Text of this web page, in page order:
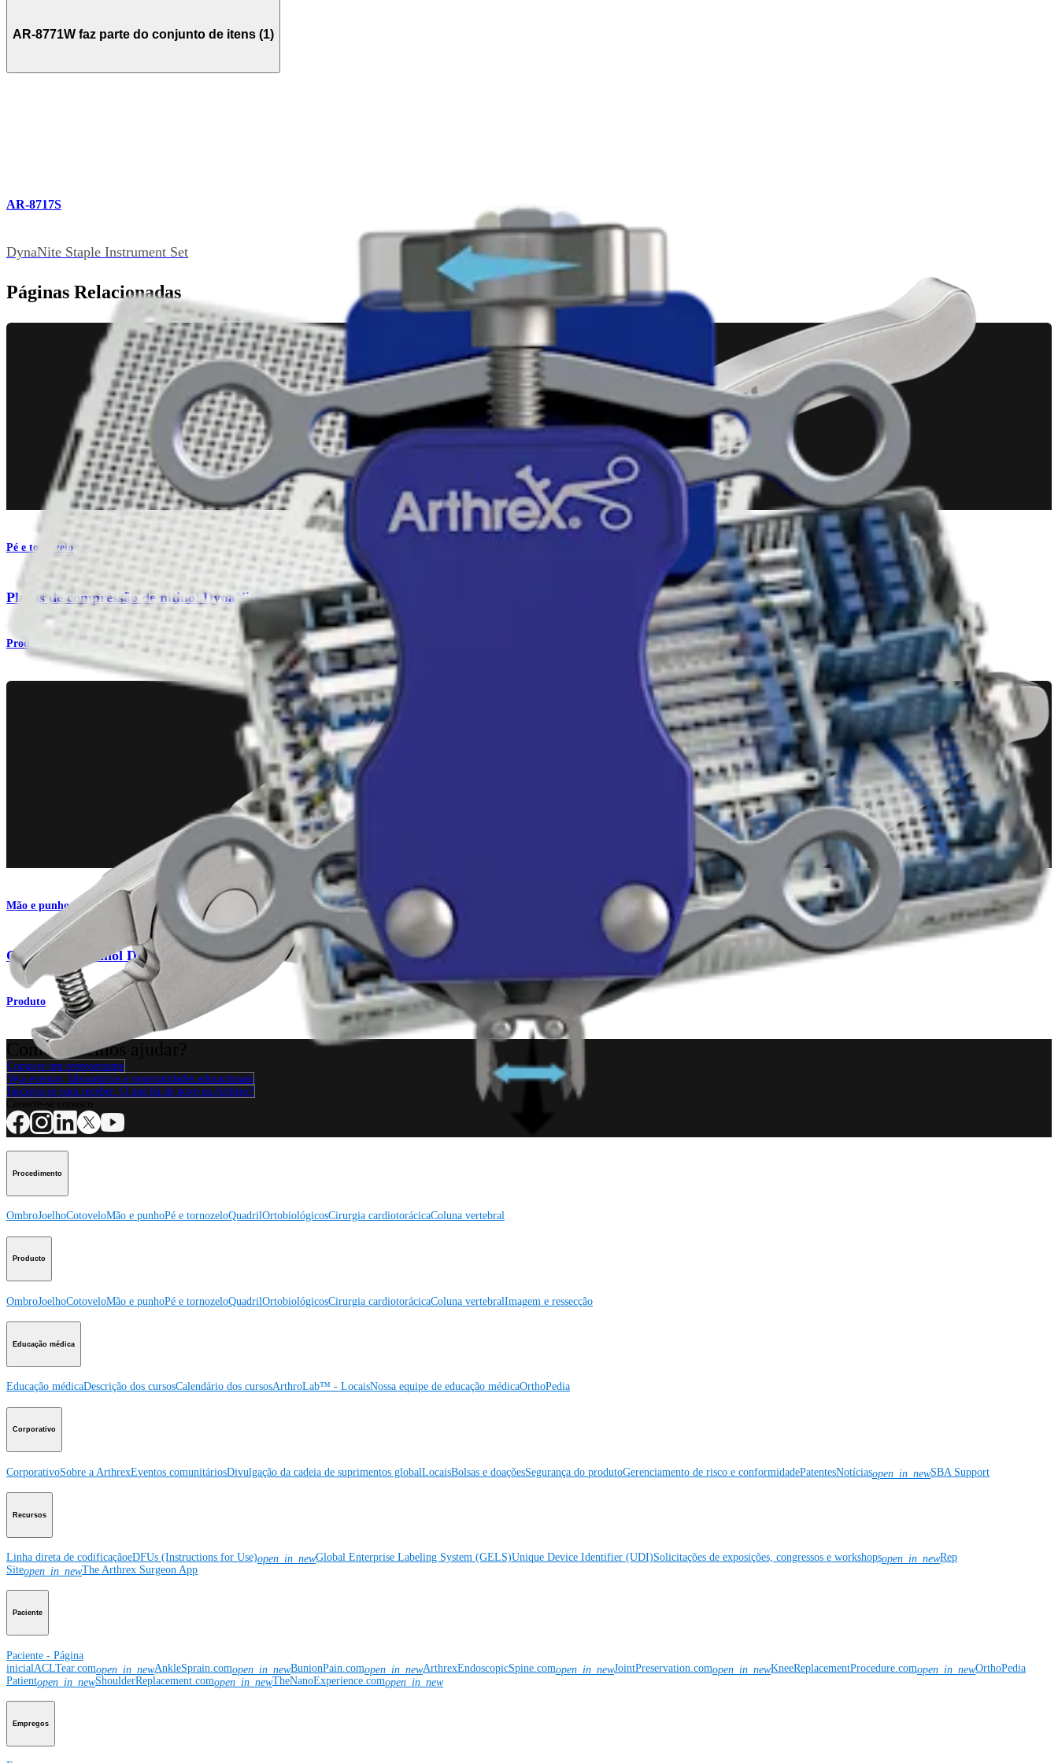
AR-8771W faz parte do conjunto de itens (1)
AR-8717S
DynaNite Staple Instrument Set
Páginas Relacionadas
Pé e tornozelo
Placas de compressão de nitinol DynaNite®
Produto
Mão e punho
Grampo em nitinol DynaNite ®
Produto
Como podemos ajudar?
Contacte um representante
Veja eventos, laboratórios e oportunidades educacionais
Inscreva-se para receber: O que há de novo na Arthrex?
Procedimento
OmbroJoelhoCotoveloMão e punhoPé e tornozeloQuadrilOrtobiológicosCirurgia cardiotorácicaColuna vertebral
Producto
OmbroJoelhoCotoveloMão e punhoPé e tornozeloQuadrilOrtobiológicosCirurgia cardiotorácicaColuna vertebralImagem e ressecção
Educação médica
Educação médicaDescrição dos cursosCalendário dos cursosArthroLab™ - LocaisNossa equipe de educação médicaOrthoPedia
Corporativo
CorporativoSobre a ArthrexEventos comunitáriosDivulgação da cadeia de suprimentos globalLocaisBolsas e doaçõesSegurança do produtoGerenciamento de risco e conformidadePatentesNotíciasopen_in_newSBA Support
Recursos
Linha direta de codificaçãoeDFUs (Instructions for Use)open_in_newGlobal Enterprise Labeling System (GELS)Unique Device Identifier (UDI)Solicitações de exposições, congressos e workshopsopen_in_newRep
Siteopen_in_newThe Arthrex Surgeon App
Paciente
Paciente - Página
inicialACLTear.comopen_in_newAnkleSprain.comopen_in_newBunionPain.comopen_in_newArthrexEndoscopicSpine.comopen_in_newJointPreservation.comopen_in_newKneeReplacementProcedure.comopen_in_newOrthoPedia
Patientopen_in_newShoulderReplacement.comopen_in_newTheNanoExperience.comopen_in_new
Empregos